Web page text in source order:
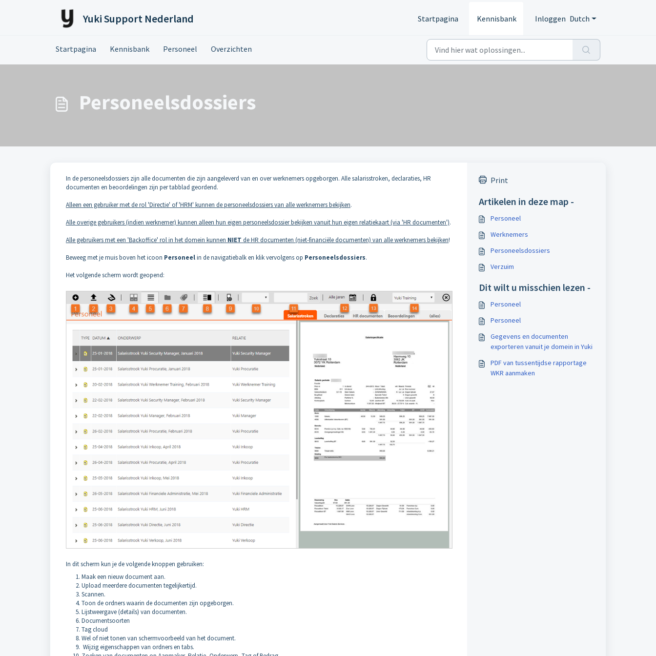
Yuki Support Nederland Startpagina Kennisbank Inloggen Dutch
Startpagina Kennisbank Personeel Overzichten
Personeelsdossiers
In de personeelsdossiers zijn alle documenten die zijn aangeleverd van en over werknemers opgeborgen. Alle salarisstroken, declaraties, HR
documenten en beoordelingen zijn per tabblad geordend.
Alleen een gebruiker met de rol 'Directie' of 'HRM' kunnen de personeelsdossiers van alle werknemers bekijken.
Alle overige gebruikers (indien werknemer) kunnen alleen hun eigen personeelsdossier bekijken vanuit hun eigen relatiekaart (via 'HR documenten').
Alle gebruikers met een 'Backoffice' rol in het domein kunnen NIET de HR documenten (niet-financiële documenten) van alle werknemers bekijken!
Beweeg met je muis boven het icoon Personeelin de navigatiebalk en klik vervolgens op Personeelsdossiers.
Het volgende scherm wordt geopend:
In dit scherm kun je de volgende knoppen gebruiken:
Maak een nieuw document aan.
Upload meerdere documenten tegelijkertijd.
Scannen.
Toon de ordners waarin de documenten zijn opgeborgen.
Lijstweergave (details) van documenten.
Documentsoorten
Tag cloud
Wel of niet tonen van schermvoorbeeld van het document.
Wijzig eigenschappen van ordners en tabs.
Print
Artikelen in deze map -
Personeel
Werknemers
Personeelsdossiers
Verzuim
Dit wilt u misschien lezen -
Personeel
Personeel
Gegevens en documenten
exporteren vanuit je domein in Yuki
PDF van tussentijdse rapportage
WKR aanmaken